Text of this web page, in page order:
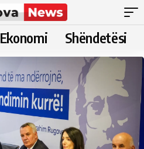
Ekonomi Shëndetësi